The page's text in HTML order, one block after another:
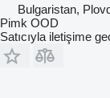
Bulgaristan,
Pimk OOD
Satıcıyla iletişime